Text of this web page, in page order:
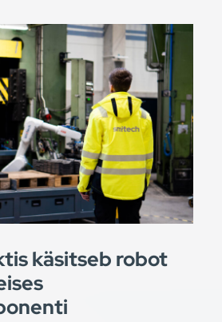
käsitseb robot